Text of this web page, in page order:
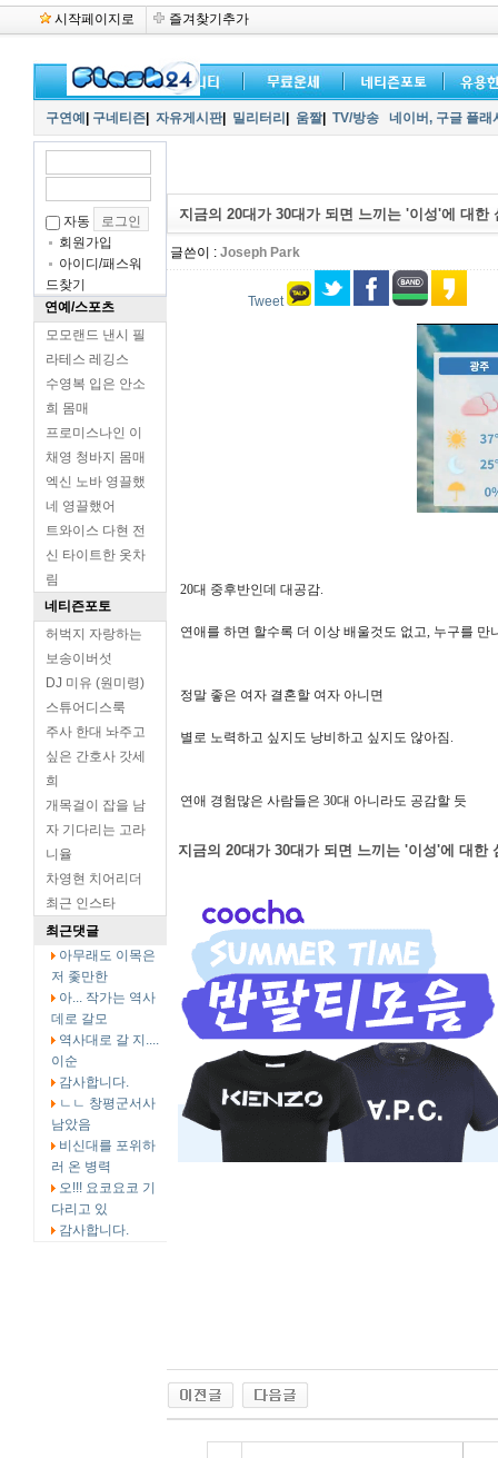
시작페이지로 즐겨찾기추가
구연예 구네티즌 자유게시판| 밀리터리 움짤| TV/방송 네이버, 구글 플
자동
회원가입
아이디/패스워
드찾기
연예/스포츠
모모랜드 낸시 필
라테스 레깅스
수영복 입은 안소
희 몸매
프로미스나인 이
채영 청바지 몸매
엑신 노바 영끌했
네 영끌했어
트와이스 다현 전
신 타이트한 옷차
림
네티즌포토
허벅지 자랑하는
보송이버섯
DJ 미유 (원미령)
스튜어디스룩
주사 한대 놔주고
싶은 간호사 갓세
희
개목걸이 잡을 남
자 기다리는 고라
니율
차영현 치어리더
최근 인스타
최근댓글
아무래도 이목은
저 좇만한
아... 작가는 역사
데로 갈모
역사대로 갈 지....
이순
감사합니다.
ㄴㄴ 창평군서사
남았음
비신대를 포위하
러 온 병력
오!!! 요코요코 기
다리고 있
감사합니다.
지금의 20대가 30대가 되면 느끼는 '이성'에 대한
글쓴이 : Joseph Park
Tweet
20대 중후반인데 대공감.
연애를 하면 할수록 더 이상 배울것도 없고, 누구를 만
정말 좋은 여자 결혼할 여자 아니면
별로 노력하고 싶지도 낭비하고 싶지도 않아짐.
연애 경험많은 사람들은 30대 아니라도 공감할 듯
지금의 20대가 30대가 되면 느끼는 '이성'에 대한